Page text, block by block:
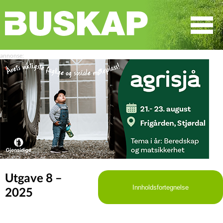
SØK
☰
Utgave 8 –
2025
Innholdsfortegnelse